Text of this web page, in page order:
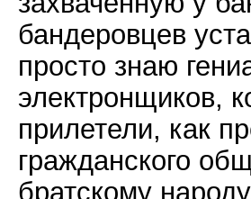
бандеровцев
просто знаю
электронщиков,
прилетели, как
гражданского
братскому